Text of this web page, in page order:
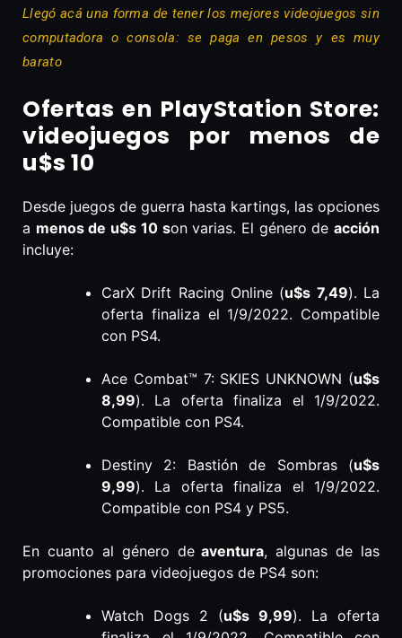
Llegó acá una forma de tener los mejores videojuegos sin
computadora o consola: se paga en pesos y es muy
barato
Ofertas en PlayStation Store:
videojuegos por menos de
u$s 10
Desde juegos de guerra hasta kartings, las opciones
a menos de u$s 10 son varias. El género deacción
incluye:
CarX Drift Racing Online (u$s 7,49). La
oferta finaliza el 1/9/2022. Compatible
con PS4.
Ace Combat™ 7: SKIES UNKNOWN (u$s
8,99). La oferta finaliza el 1/9/2022.
Compatible con PS4.
Destiny 2: Bastión de Sombras (u$s
9,99). La oferta finaliza el 1/9/2022.
Compatible con PS4 y PS5.
En cuanto al género deaventura, algunas de las
promociones para videojuegos de PS4 son:
Watch Dogs 2 (u$s 9,99). La oferta